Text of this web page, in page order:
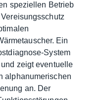
speziellen Betrieb
Ein
System
zeigt eventuelle
alphanumerischen
an. Der